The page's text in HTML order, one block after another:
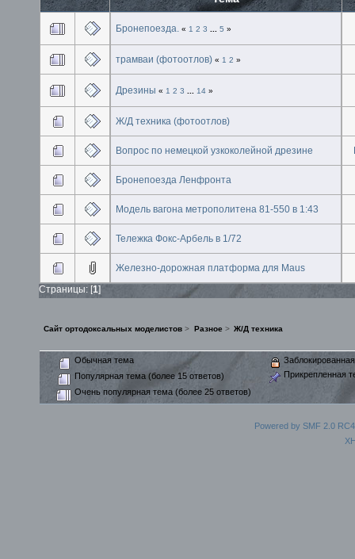
Бронепоезда. « 1 2 3 ... 5 »
трамваи (фотоотлов) « 1 2 »
Дрезины « 1 2 3 ... 14 »
Ж/Д техника (фотоотлов)
Вопрос по немецкой узкоколейной дрезине
Бронепоезда Ленфронта
Модель вагона метрополитена 81-550 в 1:43
Тележка Фокс-Арбель в 1/72
Железно-дорожная платформа для Maus
Страницы: [1]
Сайт ортодоксальных моделистов > Разное > Ж/Д техника
Обычная тема
Популярная тема (более 15 ответов)
Очень популярная тема (более 25 ответов)
Прикрепленная
Powered by SMF 2.0 RC4